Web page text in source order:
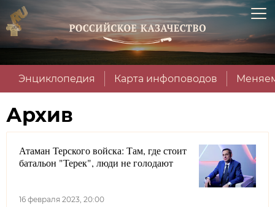
Энциклопедия Карта инфоповодов
Архив
Атаман Терского войска: Там, где стоит
батальон "Терек", люди не голодают
16 февраля 2023, 20:00